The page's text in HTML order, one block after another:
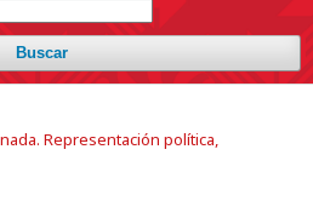
Buscar
Representación política,